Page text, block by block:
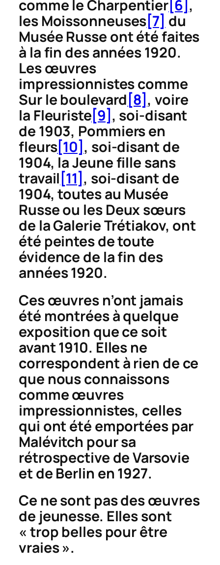
comme leCharpentier [6] ,
les Moissonneuses[7] du
Musée Russe ont été faites
à la fin des années 1920.
Les œuvres
impressionnistes comme
Sur le boulevard [8] , voire
la Fleuriste[9] , soi-disant
de 1903, Pommiers en
fleurs[10] , soi-disant de
1904, laJeune fille sans
travail [11] , soi-disant de
1904, toutes au Musée
Russe ou les Deux sœurs
de la Galerie Trétiakov, ont
été peintes de toute
évidence de la fin des
années 1920.
Ces œuvres n’ont jamais
été montrées à quelque
exposition que ce soit
avant 1910. Elles ne
correspondent à rien de ce
que nous connaissons
comme œuvres
impressionnistes, celles
qui ont été emportées par
Malévitch pour sa
rétrospective de Varsovie
et de Berlin en 1927.
Ce ne sont pas des œuvres
de jeunesse. Elles sont
« trop belles pour être
vraies ».